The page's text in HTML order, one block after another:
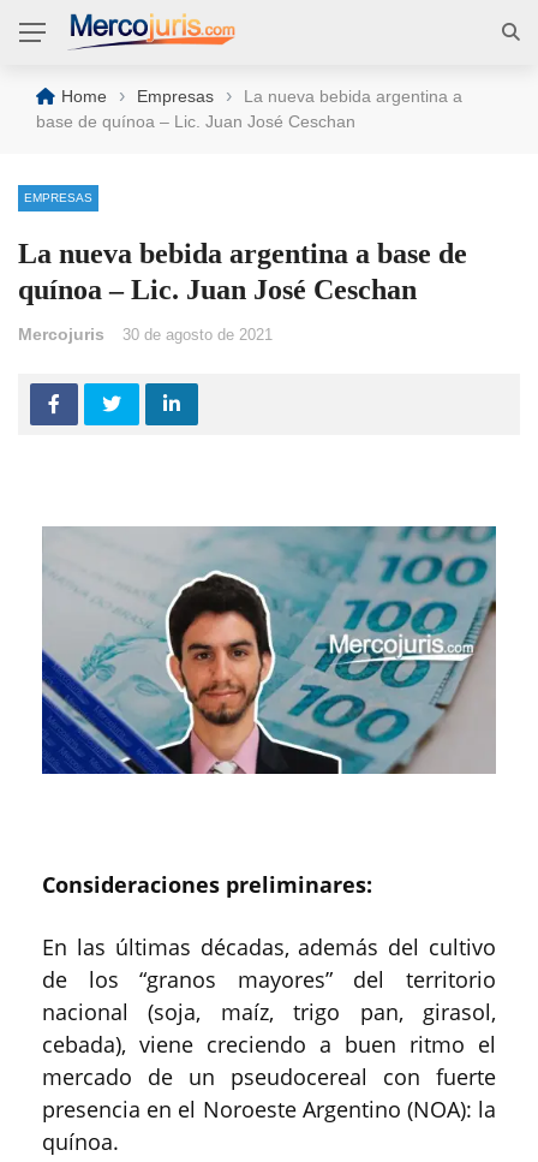
Home › Empresas ›
La nueva bebida argentina a
base de quínoa – Lic. Juan José Ceschan
EMPRESAS
La nueva bebida argentina a base de
quínoa – Lic. Juan José Ceschan
Mercojuris 30 de agosto de 2021
Consideraciones preliminares:
En las últimas décadas, además del cultivo
de los “granos mayores” del territorio
nacional (soja, maíz, trigo pan, girasol,
cebada), viene creciendo a buen ritmo el
mercado de un pseudocereal con fuerte
presencia en el Noroeste Argentino (NOA): la
quínoa.